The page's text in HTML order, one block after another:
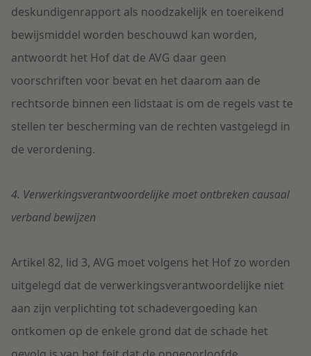
deskundigenrapport als noodzakelijk en toereikend
bewijsmiddel worden beschouwd kan worden,
antwoordt het Hof dat de AVG daar geen
voorschriften voor bevat en het daarom aan de
rechtsorde binnen een lidstaat is om de regels vast te
stellen ter bescherming van de rechten vastgelegd in
de verordening.
4. Verwerkingsverantwoordelijke moet ontbreken causaal
verband bewijzen
Artikel 82, lid 3, AVG moet volgens het Hof zo worden
uitgelegd dat de verwerkingsverantwoordelijke niet
aan zijn verplichting tot schadevergoeding kan
ontkomen op de enkele grond dat de schade het